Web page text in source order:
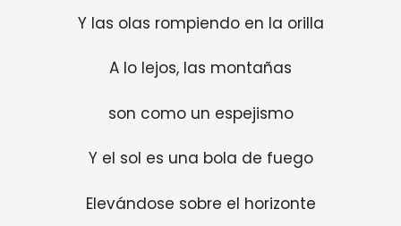
Y las olas rompiendo en la orilla
A lo lejos, las montañas
son como un espejismo
Y el sol es una bola de fuego
Elevándose sobre el horizonte